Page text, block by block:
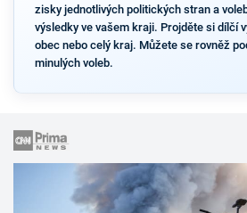
zisky jednotlivých politických stran a
výsledky ve vašem kraji. Projděte si dílčí
obec nebo celý kraj. Můžete se rovněž
minulých voleb.